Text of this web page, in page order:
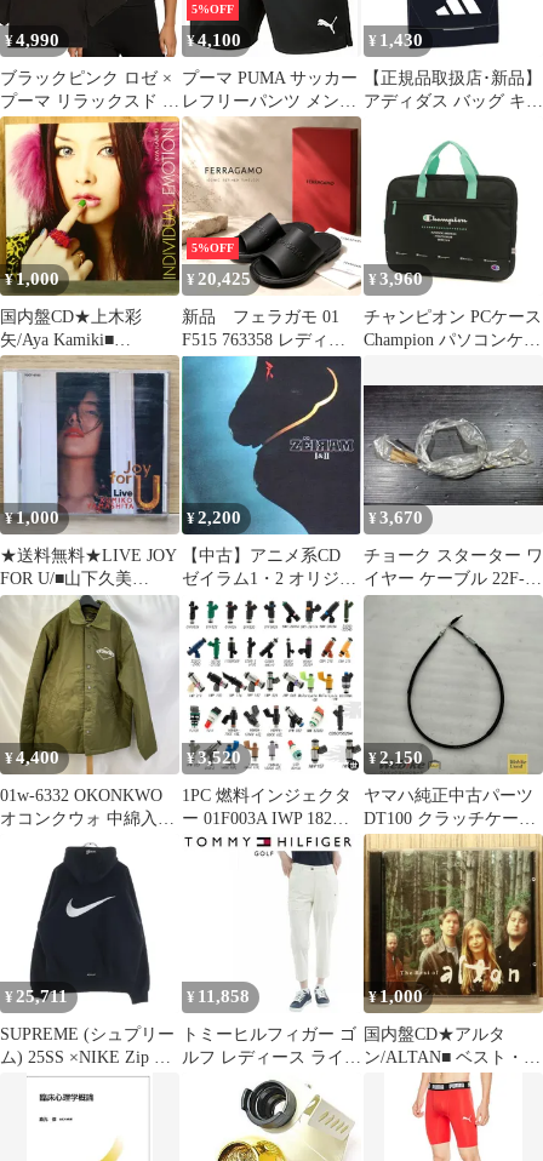
¥4,990
ブラックピンク ロゼ ×
プーマ リラックスド T
シャツ プーマブラック
PUMA ROSE
RELAXED TEE PUMA
BLACK 633806-01 ウェ
ア トップス Tシャツ 半
袖 ウィメンズ レディー
ス コラボレーションモ
デル
5%OFF
¥4,100
プーマ PUMA サッカー
レフリーパンツ メンズ
フットサル レフェリー
審判 半ズボン ボトムス
吸水速乾 ドライ ポケッ
ト付き 部活 クラブ活動
ハーフパンツ ショーツ
656330 01
PUMABLACK
¥ 1,430
【正規品取扱店･新品】
アディダス バッグ キッ
P1699 KV1633 adidas 6-
add-k-p1699-01
¥1,000
国内盤CD★上木彩
矢/Aya Kamiki■
INDIVIDUAL
EMOTION【初回限定
生産盤】 - 上木彩矢
【AVCD23984/49880642
39849】P76330
5%OFF
¥ 20,425
新品 フェラガモ 01
F515 763358 レディ
ス シャワーサンダル
スライドサンダル
GIUNEVAブラック
¥ 3,960
チャンピオン PCケース
Champion パソコンケー
B4 A4 通学 子供 キッズ
小学生 男の子 女の子
63306 ブラック(01)
¥1,000
★送料無料★LIVE JOY
FOR U/■山下久美
子/Kumiko
Yamashita【4988006089
792/TOCT6330】
G02317
¥2,200
【中古】アニメ系CD
ゼイラム1・2 オリジナ
ルサウンドトラック
¥3,670
チョーク スターター ワ
イヤー ケーブル 22F-
26331-01 ヤマハ 純正
タウンメイト T50 T80
B級品 訳あり 新品 未使
用 #R20260530
¥4,400
01w-6332 OKONKWO
オコンクウォ 中綿入り
ミリタリージャケット
アウター グリーン サイ
【中古品】
¥3,520
1PC 燃料インジェクタ
ー 01F003A IWP 182
IWP 176 IWP 065
8200132259 01F023
35310-02900 35310-
22600 17124782 963348
¥2,150
ヤマハ純正中古パーツ
DT100 クラッチケーブ
ル 437-26335-01
RXBI22354
¥ 25,711
SUPREME (シュプリー
ム) 25SS ×NIKE Zip Up
Hooded Sweatshirt ロゴ
デザイン ジップアップ
フーデッド スウェット
パーカー ブラック
¥ 11,858
トミーヒルフィガー ゴ
ルフ レディース ライト
ウーブン 七分丈パンツ
TOMMY HILFIGER
GOLF THLA633 2026年
春夏モデル オフホワイ
¥1,000
国内盤CD★アルタ
ン/ALTAN■ ベスト・プ
ラス・ライヴ
【MSI30097/4938167006
633】Z53637